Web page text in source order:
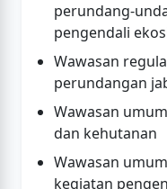
perundang-
pengendali
Wawasan
perundangan
Wawasan
dan kehutanan
Wawasan
kegiatan